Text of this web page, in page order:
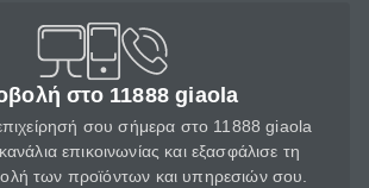
στο 11888 giaola
σου σήμερα στο 11888 giaola
επικοινωνίας και εξασφάλισε τη
των προϊόντων και υπηρεσιών σου.